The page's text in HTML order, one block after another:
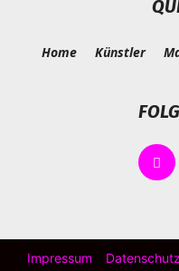
Home Künstler
Impressum